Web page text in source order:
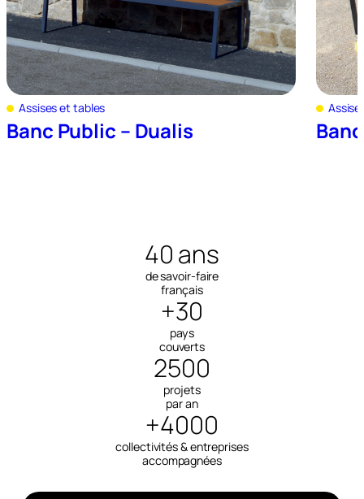
Assises et tables
Banc Public – Dualis
40 ans
de savoir-faire
français
+30
pays
couverts
2500
projets
par an
+4000
collectivités & entreprises
accompagnées